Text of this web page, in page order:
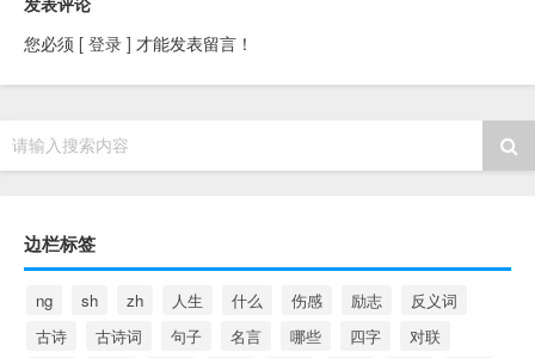
您必须 [ 登录 ] 才能发表留言！
请输入搜索内容
边栏标签
ng sh zh 人生 什么 伤感 励志
反义词
古诗
古诗词 句子 名言 哪些 四字
对联